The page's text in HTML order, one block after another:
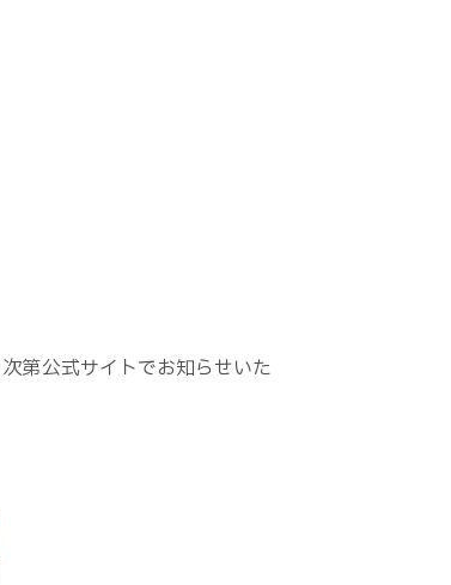
第公式サイトでお知らせいた